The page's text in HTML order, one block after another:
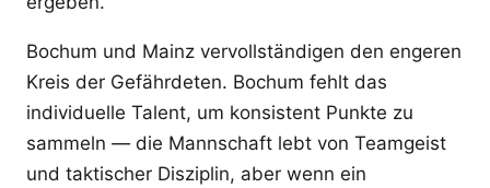
Bochum und Mainz vervollständigen den engeren
Kreis der Gefährdeten. Bochum fehlt das
individuelle Talent, um konsistent Punkte zu
sammeln — die Mannschaft lebt von Teamgeist
und taktischer Disziplin, aber wenn ein